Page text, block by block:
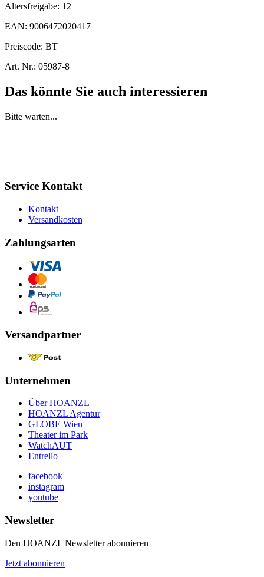
Altersfreigabe: 12
EAN: 9006472020417
Preiscode: BT
Art. Nr.: 05987-8
Das könnte Sie auch interessieren
Bitte warten...
Service Kontakt
Kontakt
Versandkosten
Zahlungsarten
Versandpartner
Unternehmen
Über HOANZL
HOANZL Agentur
GLOBE Wien
Theater im Park
WatchAUT
Entrello
facebook
instagram
youtube
Newsletter
Den HOANZL Newsletter abonnieren
Jetzt abonnieren